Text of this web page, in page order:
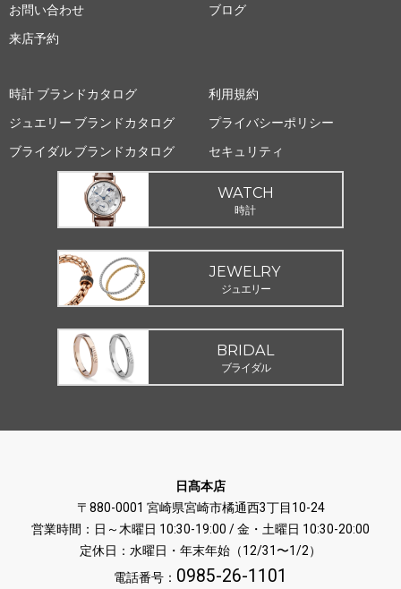
お問い合わせ
来店予約
ブログ
時計 ブランドカタログ
ジュエリー ブランドカタログ
ブライダル ブランドカタログ
利用規約
プライバシーポリシー
セキュリティ
WATCH
時計
JEWELRY
ジュエリー
BRIDAL
ブライダル
日髙本店
〒880-0001 宮崎県宮崎市橘通西3丁目10-24
営業時間：日～木曜日 10:30-19:00 / 金・土曜日 10:30-20:00
定休日：水曜日・年末年始（12/31〜1/2）
電話番号： 0985-26-1101